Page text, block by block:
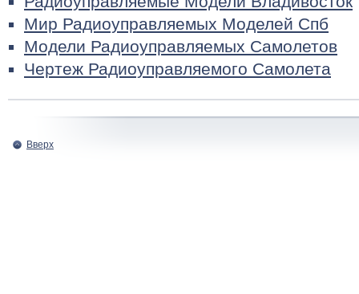
Мир Радиоуправляемых Моделей Спб
Модели Радиоуправляемых Самолетов
Чертеж Радиоуправляемого Самолета
Вверх